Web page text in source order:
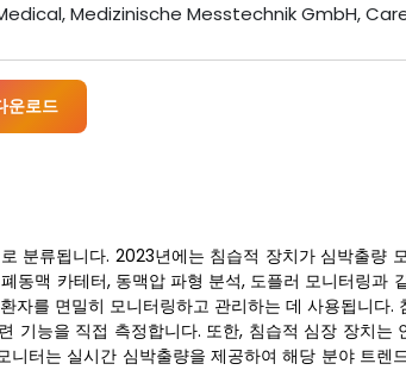
Medizinische Messtechnik GmbH,
운로드
분류됩니다. 2023년에는 침습적 장치가 심박출량
동맥 카테터, 동맥압 파형 분석, 도플러 모니터링과
를 면밀히 모니터링하고 관리하는 데 사용됩니다.
기능을 직접 측정합니다. 또한, 침습적 심장 장치는
터는 실시간 심박출량을 제공하여 해당 분야 트렌